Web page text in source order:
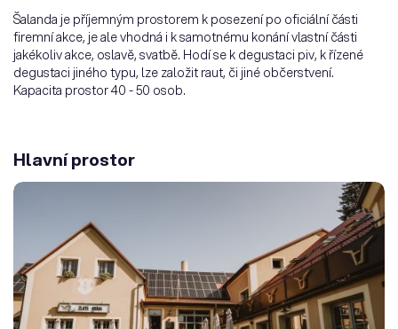
Šalanda je příjemným prostorem k posezení po oficiální části
firemní akce, je ale vhodná i k samotnému konání vlastní části
jakékoliv akce, oslavě, svatbě. Hodí se k degustaci piv, k řízené
degustaci jiného typu, lze založit raut, či jiné občerstvení.
Kapacita prostor 40 - 50 osob.
Hlavní prostor